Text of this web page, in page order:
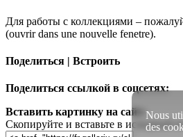
Для работы с коллекциями –
(ouvrir dans une nouvelle fenetre).
Поделиться | Встроить
Поделиться ссылкой в соцсетях:
Вставить картинку на сайт:
Скопируйте и вставьте в исходный
Nous
des